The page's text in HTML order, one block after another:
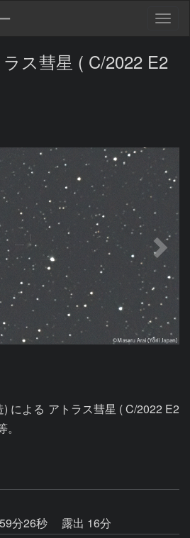
ス彗星 ( C/2022 E2
による アトラス彗星 ( C/2022 E2
分26秒
露出 16分